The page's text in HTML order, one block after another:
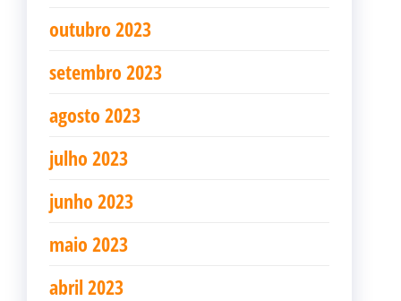
outubro 2023
setembro 2023
agosto 2023
julho 2023
junho 2023
maio 2023
abril 2023